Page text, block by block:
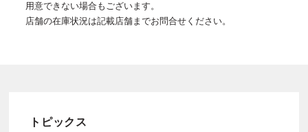
用意できない場合もございます。
店舗の在庫状況は記載店舗までお問合せください。
トピックス